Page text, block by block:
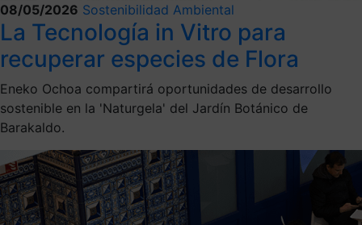
08/05/2026 Sostenibilidad Ambiental
La Tecnología in Vitro para
recuperar especies de Flora
Eneko Ochoa compartirá oportunidades de desarrollo
sostenible en la 'Naturgela' del Jardín Botánico de
Barakaldo.